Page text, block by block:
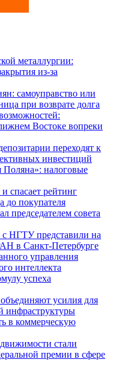
металлургии:
из-за
самоуправство или
при возврате долга
Востоке вопреки
переходят к
инвестиций
Поляна»: налоговые
спасает рейтинг
до покупателя
председателем совета
НГТУ представили на
в Санкт-Петербурге
управления
интеллекта
успеха
усилия для
инфраструктуры
в коммерческую
стали
премии в сфере